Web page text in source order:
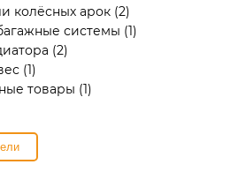
колёсных арок (2)
системы (1)
(2)
(1)
товары (1)